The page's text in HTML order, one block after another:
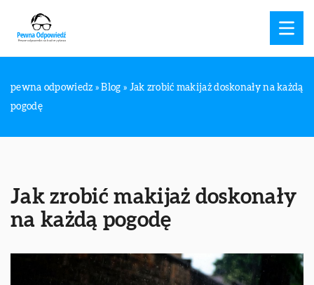
pewna odpowiedz »Blog » Jak zrobić makijaż doskonały na każdą
pogodę
Jak zrobić makijaż doskonały
na każdą pogodę